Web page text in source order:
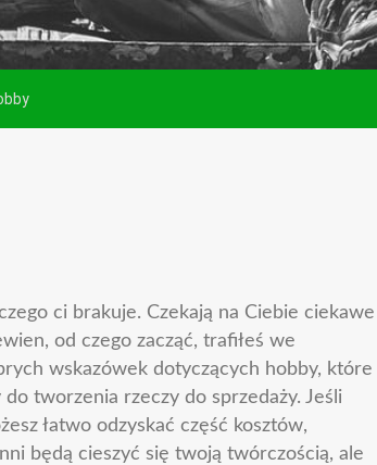
ci brakuje. Czekają na Ciebie ciekawe
od czego zacząć, trafiłeś we
wskazówek dotyczących hobby, które
tworzenia rzeczy do sprzedaży. Jeśli
łatwo odzyskać część kosztów,
będą cieszyć się twoją twórczością, ale